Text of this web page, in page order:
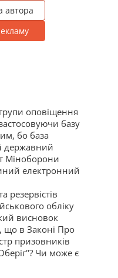
автора
оповіщення
базу
бо база
державний
Міноборони
електронний
резервістів
обліку
висновок
що в Законі Про
призовників
Чи може є